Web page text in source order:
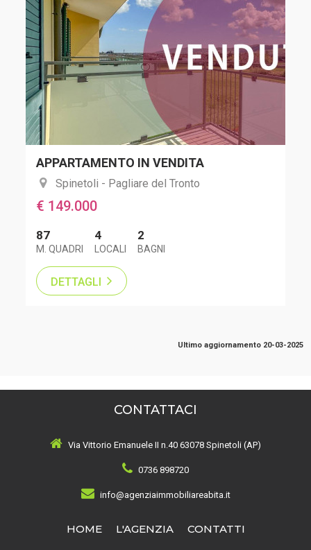
APPARTAMENTO IN VENDITA
Spinetoli - Pagliare del Tronto
€ 149.000
87
M. QUADRI
4
LOCALI
2
BAGNI
DETTAGLI
Ultimo aggiornamento 20-03-2025
CONTATTACI
Via Vittorio Emanuele II n.40 63078 Spinetoli (AP)
0736 898720
info@agenziaimmobiliareabita.it
HOME L'AGENZIA CONTATTI